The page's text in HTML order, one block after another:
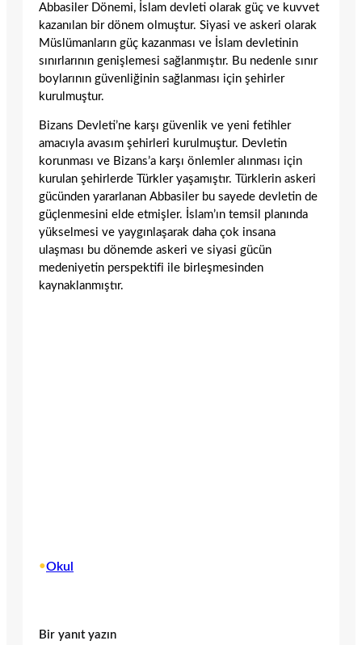
Abbasiler Dönemi, İslam devleti olarak güç ve kuvvet
kazanılan bir dönem olmuştur. Siyasi ve askeri olarak
Müslümanların güç kazanması ve İslam devletinin
sınırlarının genişlemesi sağlanmıştır. Bu nedenle sınır
boylarının güvenliğinin sağlanması için şehirler
kurulmuştur.
Bizans Devleti’ne karşı güvenlik ve yeni fetihler
amacıyla avasım şehirleri kurulmuştur. Devletin
korunması ve Bizans’a karşı önlemler alınması için
kurulan şehirlerde Türkler yaşamıştır. Türklerin askeri
gücünden yararlanan Abbasiler bu sayede devletin de
güçlenmesini elde etmişler. İslam’ın temsil planında
yükselmesi ve yaygınlaşarak daha çok insana
ulaşması bu dönemde askeri ve siyasi gücün
medeniyetin perspektifi ile birleşmesinden
kaynaklanmıştır.
•Okul
Bir yanıt yazın